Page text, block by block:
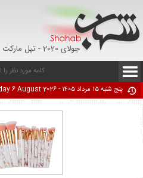
جولای 2020 - تپل مارکت
پنج شنبه ۱۵ مرداد ۱۴۰۵ - Thursday 6 August 2026